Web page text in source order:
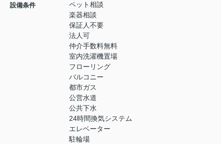
設備条件
ペット相談
楽器相談
保証人不要
法人可
仲介手数料無料
室内洗濯機置場
フローリング
バルコニー
都市ガス
公営水道
公共下水
24時間換気システム
エレベーター
駐輪場